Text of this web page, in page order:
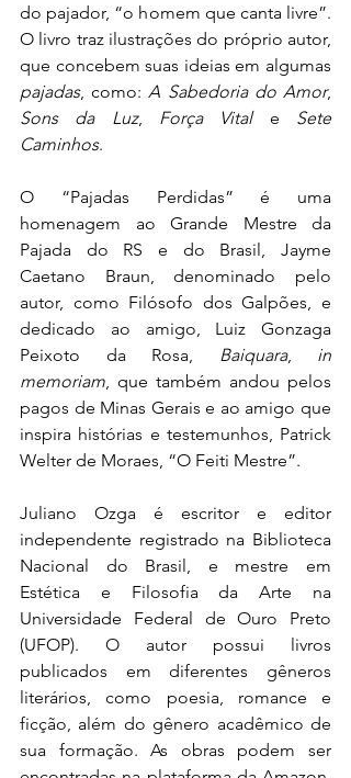
do pajador, “o homem que canta livre”.
O livro traz ilustrações do próprio autor,
pajadas, como: A Sabedoria do Amor
Sons da Luz, Força Vital e Sete
Caminhos.
O “Pajadas Perdidas” é uma
homenagem ao Grande Mestre da
Pajada do RS e do Brasil, Jayme
Caetano Braun, denominado pelo
autor, como Filósofo dos Galpões, e
dedicado ao amigo, Luiz Gonzaga
Peixoto da Rosa, Baiquara, in
memoriam, que também andou pelos
pagos de Minas Gerais e ao amigo que
inspira histórias e testemunhos, Patrick
Welter de Moraes, “O Feiti Mestre”.
Juliano Ozga é escritor e editor
independente registrado na Biblioteca
Nacional do Brasil, e mestre em
Estética e Filosofia da Arte na
Universidade Federal de Ouro Preto
(UFOP). O autor possui livros
publicados em diferentes gêneros
literários, como poesia, romance e
ficção, além do gênero acadêmico de
sua formação. As obras podem ser